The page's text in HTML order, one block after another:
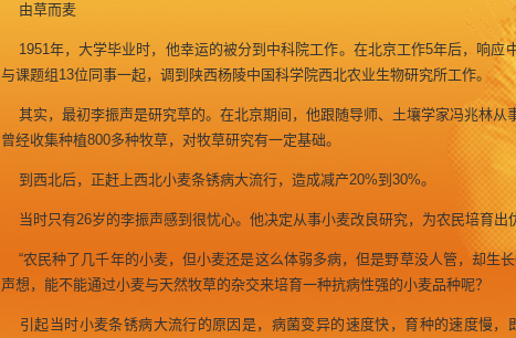
由草而麦
1951年，大学毕业时，他幸运的被分到中科院工作。在北京工作5年后，响应
与课题组13位同事一起，调到陕西杨陵中国科学院西北农业生物研究所工作。
其实，最初李振声是研究草的。在北京期间，他跟随导师、土壤学家冯兆林从
曾经收集种植800多种牧草，对牧草研究有一定基础。
到西北后，正赶上西北小麦条锈病大流行，造成减产20%到30%。
当时只有26岁的李振声感到很忧心。他决定从事小麦改良研究，为农民培育出
“农民种了几千年的小麦，但小麦还是这么体弱多病，但是野草没人管，却生
声想，能不能通过小麦与天然牧草的杂交来培育一种抗病性强的小麦品种呢？
引起当时小麦条锈病大流行的原因是，病菌变异的速度快，育种的速度慢，